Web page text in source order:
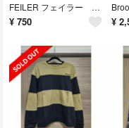
FEILER フェイラー タオルハンカチ(新品・未使用)
¥ 750 ¥